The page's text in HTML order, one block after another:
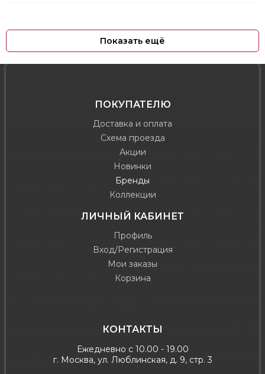
Показать ещё
ПОКУПАТЕЛЮ
Доставка и оплата
Схема проезда
Акции
Новинки
Бренды
Коллекции
ЛИЧНЫЙ КАБИНЕТ
Профиль
Вход/Регистрация
Мои заказы
Корзина
КОНТАКТЫ
Ежедневно с 10.00 - 19.00
г. Москва, ул. Люблинская, д. 9, стр. 3